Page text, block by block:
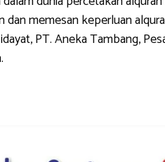
memesan keperluan
PT. Aneka Tambang,